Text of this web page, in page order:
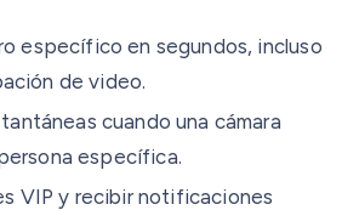
específico en segundos, incluso
de video.
cuando una cámara
específica.
VIP y recibir notificaciones